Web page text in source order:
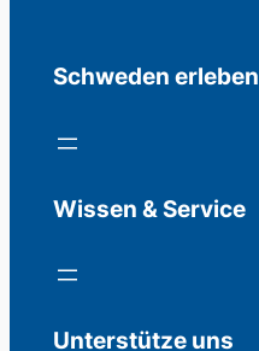
Schweden erleben
Wissen & Service
Unterstütze uns